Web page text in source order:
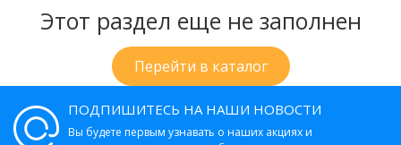
Этот раздел еще не заполнен
Перейти в каталог
ПОДПИШИТЕСЬ НА НАШИ НОВОСТИ
Вы будете первым узнавать о наших акциях и